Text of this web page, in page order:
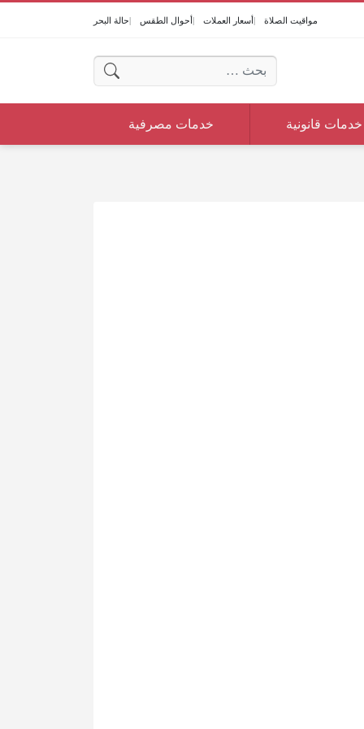
مواقيت الصلاة أسعار العملات أحوال الطقس حالة البحر
البحث عن:
خدمات قانونية خدمات مصرفية